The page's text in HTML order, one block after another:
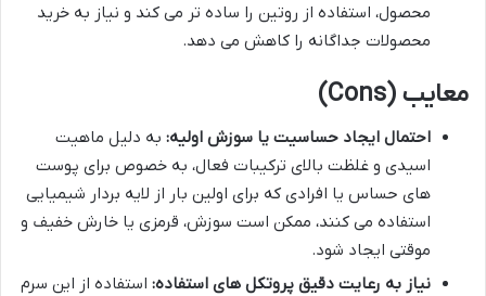
محصول، استفاده از روتین را ساده تر می کند و نیاز به خرید
محصولات جداگانه را کاهش می دهد.
معایب (Cons)
احتمال ایجاد حساسیت یا سوزش اولیه: به دلیل ماهیت
اسیدی و غلظت بالای ترکیبات فعال، به خصوص برای پوست
های حساس یا افرادی که برای اولین بار از لایه بردار شیمیایی
استفاده می کنند، ممکن است سوزش، قرمزی یا خارش خفیف و
موقتی ایجاد شود.
نیاز به رعایت دقیق پروتکل های استفاده: استفاده از این سرم